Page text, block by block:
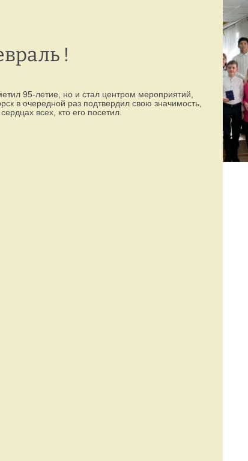
!
95-летие, но и стал центром мероприятий,
в очередной раз подтвердил свою значимость,
всех, кто его посетил.